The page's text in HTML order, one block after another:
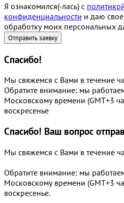
Я ознакомился(-лась) с
конфиденциальности и даю
обработку моих персональных
Спасибо!
Мы свяжемся с Вами в течение
Обратите внимание: мы
Московскому времени (GMT+3
воскресенье
Спасибо! Ваш вопрос
Мы свяжемся с Вами в течение
Обратите внимание: мы
Московскому времени (GMT+3
воскресенье.